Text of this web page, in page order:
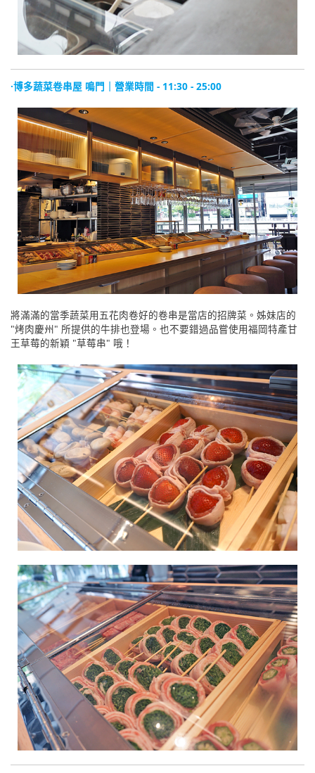
·博多蔬菜卷串屋 鳴門｜營業時間 - 11:30 - 25:00
將滿滿的當季蔬菜用五花肉卷好的卷串是當店的招牌菜。姊妹店的
"烤肉慶州" 所提供的牛排也登場。也不要錯過品嘗使用福岡特產甘
王草莓的新穎 "草莓串" 哦！